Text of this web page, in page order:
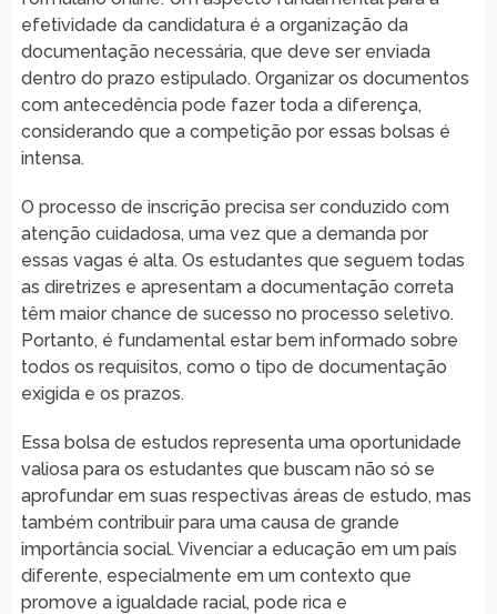
efetividade da candidatura é a organização da
documentação necessária, que deve ser enviada
dentro do prazo estipulado. Organizar os documentos
com antecedência pode fazer toda a diferença,
considerando que a competição por essas bolsas é
intensa.
O processo de inscrição precisa ser conduzido com
atenção cuidadosa, uma vez que a demanda por
essas vagas é alta. Os estudantes que seguem todas
as diretrizes e apresentam a documentação correta
têm maior chance de sucesso no processo seletivo.
Portanto, é fundamental estar bem informado sobre
todos os requisitos, como o tipo de documentação
exigida e os prazos.
Essa bolsa de estudos representa uma oportunidade
valiosa para os estudantes que buscam não só se
aprofundar em suas respectivas áreas de estudo, mas
também contribuir para uma causa de grande
importância social. Vivenciar a educação em um país
diferente, especialmente em um contexto que
promove a igualdade racial, pode rica e